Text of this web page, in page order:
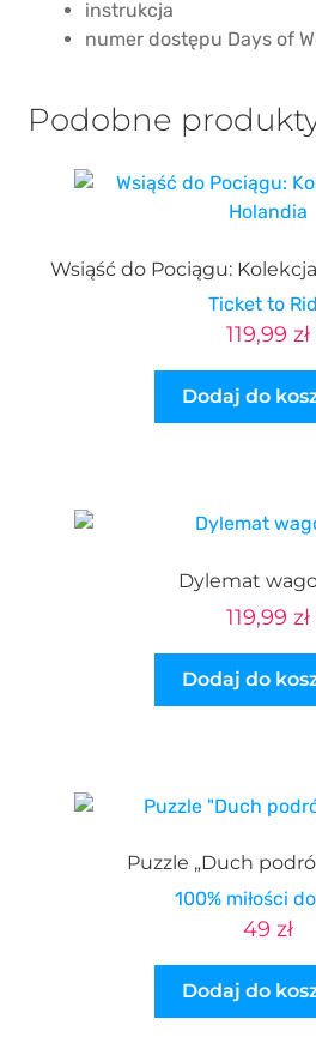
instrukcja
numer dostępu Days of
Podobne
Wsiąść do Pociągu:
Ticket to
119,99 zł
Dodaj do
Dylemat
119,99 zł
Dodaj do
Puzzle „Duch
100% miłości
49 zł
Dodaj do